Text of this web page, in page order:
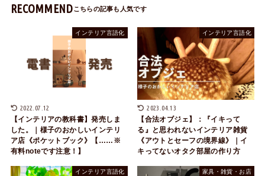
RECOMMEND
インテリア言語化
2022.07.12
【インテリアの教科書】発売しま
した。｜様子のおかしいインテリ
ア店《ポケットブック》【……※
有料noteです注意！】
インテリア言語化
2023.04.13
【合法オブジェ】：『イキって
る』と思われないインテリア雑貨
《アウトとセーフの境界線》｜イ
キってないオタク部屋の作り方
インテリア言語化 家具・雑貨・お店